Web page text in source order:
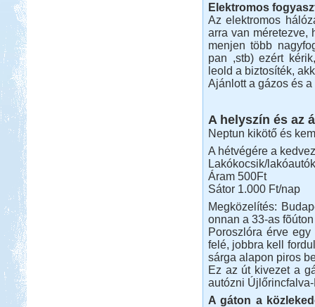
Elektromos
Az elektromos
arra van méretezve,
menjen több
pan ,stb) ezért
leold a biztosíték,
Ajánlott a gázos és
A helyszín és az
Neptun kikötő és
A hétvégére a
Lakókocsik/
Áram 500Ft
Sátor 1.000 Ft/nap
Megközelítés:
onnan a 33-as
Poroszlóra érve
felé, jobbra kell
sárga alapon piros
Ez az út kivezet a
autózni
A gáton a